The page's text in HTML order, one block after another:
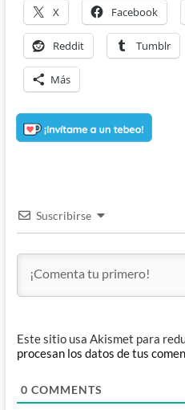
X Facebook
Reddit Tumblr
Más
Suscribirse
Este sitio usa Akismet para
procesan los datos de tus
0 COMMENTS